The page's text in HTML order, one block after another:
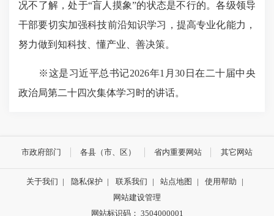
况不了解，处于“盲人摸象”的状态是不行的。各级领导
干部要切实加强科技前沿知识学习，提高专业化能力，
努力做到知科技、懂产业、善决策。
※这是习近平总书记2026年1月30日在二十届中央
政治局第二十四次集体学习时的讲话。
市政府部门 各县（市、区） 省内重要网站 其它网站
关于我们 | 隐私保护 | 联系我们 | 站点地图 | 使用帮助
|
网站建设管理
网站标识码： 3504000001